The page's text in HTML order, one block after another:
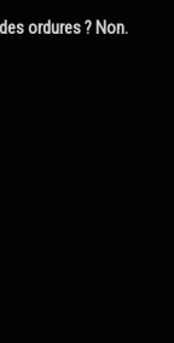
ordures ? Non.